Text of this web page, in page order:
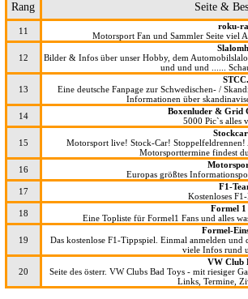
Rang Seite &
11
roku-
Motorsport Fan und Sammler Seite viel
12
Bilder & Infos über unser Hobby, dem
und und und ......
13
Eine deutsche Fanpage zur Schwedischen- /
Informationen über
14
Boxenluder & Grid
5000 Pic`s alles
15
Motorsport live! Stock-Car!
Motorsporttermine findest
16
Europas größtes
17
F1-
Kostenloses
18
Formel 1
Eine Topliste für Formel1 Fans und alles
19
Formel-
Das kostenlose F1-Tippspiel. Einmal anmelden und
viele Infos rund
20
VW Club
Seite des österr. VW Clubs Bad Toys - mit riesiger
Links, Termine,